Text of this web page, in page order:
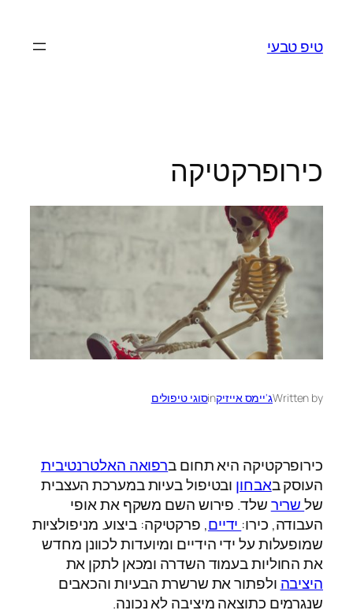
טיפ טבעי
כירופרקטיקה
Written byג'יימס אייזיקinסוגי טיפולים
כירופרקטיקה היא תחום ברפואה האלטרנטיבית
העוסק באבחון ובטיפול בעיות במערכת העצבית
שלשרירשלד. פירוש השם משקף את אופי
העבודה, כירו: ידיים, פרקטיקה: ביצוע. מניפולציות
שמופעלות על ידי הידיים ומיועדות לכוונן מחדש
את החוליות בעמוד השדרה ומכאן לתקן את
היציבה ולפתור את שרשרת הבעיות והכאבים
שנגרמים כתוצאה מיציבה לא נכונה.